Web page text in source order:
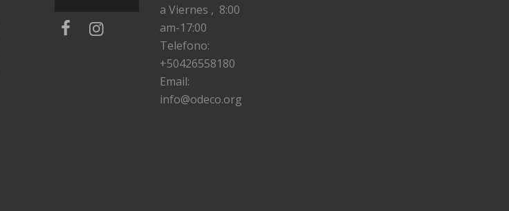
a Viernes , 8:00
am-17:00
Telefono:
+50426558180
Email:
info@odeco.org